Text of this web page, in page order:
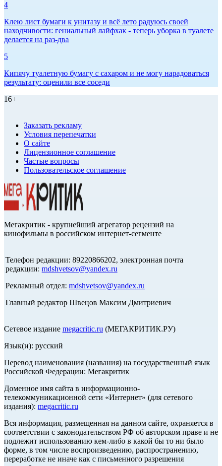
4
Клею лист бумаги к унитазу и всё лето радуюсь своей
находчивости: гениальный лайфхак - теперь уборка в туалете
делается на раз-два
5
Кипячу туалетную бумагу с сахаром и не могу нарадоваться
результату: оценили все соседи
16+
Заказать рекламу
Условия перепечатки
О сайте
Лицензионное соглашение
Частые вопросы
Пользовательское соглашение
Мегакритик - крупнейший агрегатор рецензий на
кинофильмы в российском интернет-сегменте
Телефон редакции: 89220866202, электронная почта
редакции: mdshvetsov@yandex.ru
Рекламный отдел: mdshvetsov@yandex.ru
Главный редактор Швецов Максим Дмитриевич
Сетевое издание megacritic.ru (МЕГАКРИТИК.РУ)
Язык(и): русский
Перевод наименования (названия) на государственный язык
Российской Федерации: Мегакритик
Доменное имя сайта в информационно-
телекоммуникационной сети «Интернет» (для сетевого
издания): megacritic.ru
Вся информация, размещенная на данном сайте, охраняется в
соответствии с законодательством РФ об авторском праве и не
подлежит использованию кем-либо в какой бы то ни было
форме, в том числе воспроизведению, распространению,
переработке не иначе как с письменного разрешения